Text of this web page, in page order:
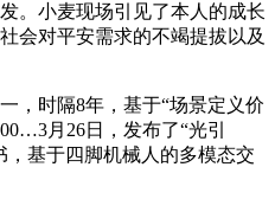
。小麦现场引见了本人的成长
会对平安需求的不竭提拔以及
时隔8年，基于“场景定义价
月26日，发布了“光引
基于四脚机械人的多模态交